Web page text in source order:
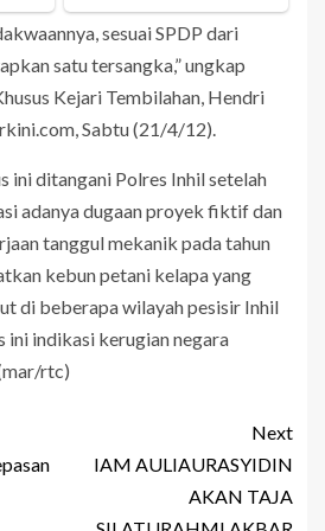
sesuai SPDP dari
satu tersangka,” ungkap
Kejari Tembilahan, Hendri
Sabtu (21/4/12).
ini ditangani Polres Inhil setelah
adanya dugaan proyek fiktif dan
tanggul mekanik pada tahun
kebun petani kelapa yang
di beberapa wilayah pesisir Inhil
ini indikasi kerugian negara
rtc)
Next
IAM AULIAURASYIDIN
AKAN TAJA